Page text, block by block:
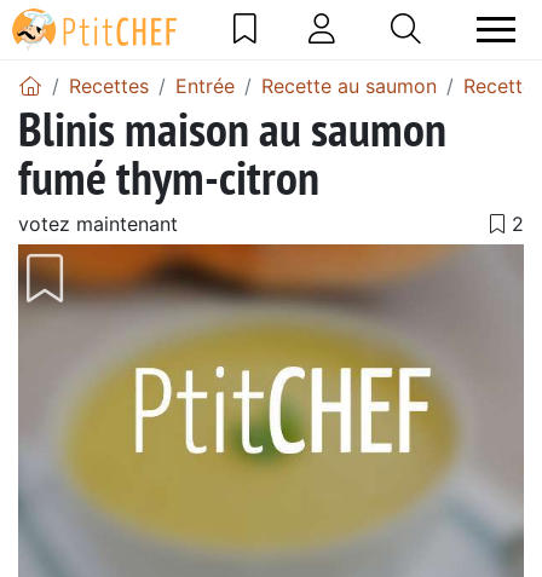
Recettes Entrée Recette au saumon
Blinis maison au saumon
fumé thym-citron
votez maintenant